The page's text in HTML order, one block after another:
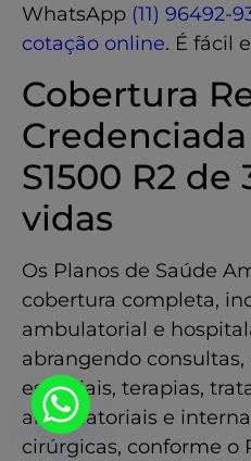
WhatsApp (11) 96492-
cotação online. É fácil
Cobertura
S1500 R2 de
vidas
Os Planos de Saúde
cobertura completa,
ambulatorial e
abrangendo
especiais, terapias,
ambulatoriais e
cirúrgicas, conforme o